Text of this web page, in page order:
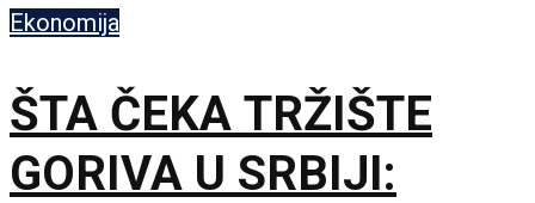
Ekonomija
ŠTA ČEKA TRŽIŠTE
GORIVA U SRBIJI: